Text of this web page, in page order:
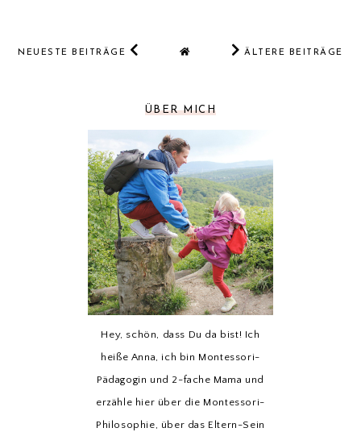
NEUESTE BEITRÄGE ÄLTERE BEITRÄGE
ÜBER MICH
Hey, schön, dass Du da bist! Ich
heiße Anna, ich bin Montessori-
Pädagogin und 2-fache Mama und
erzähle hier über die Montessori-
Philosophie, über das Eltern-Sein